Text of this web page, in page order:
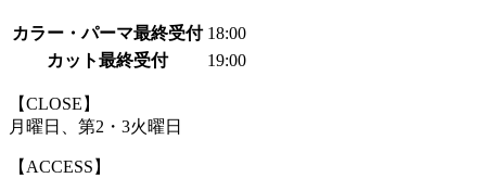
カラー・パーマ最終受付 18:00
カット最終受付
19:00
【CLOSE】
月曜日、第2・3火曜日
【ACCESS】